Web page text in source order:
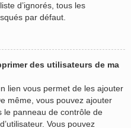
d’ignorés, tous les
par défaut.
des utilisateurs de ma
lien vous permet de les ajouter
même, vous pouvez ajouter
le panneau de contrôle de
Vous pouvez